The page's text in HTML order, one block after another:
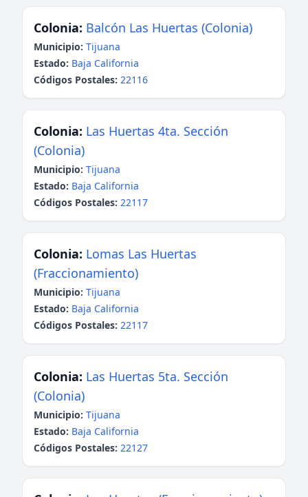
Colonia: Balcón Las Huertas (Colonia)
Municipio: Tijuana
Estado: Baja California
Códigos Postales: 22116
Colonia: Las Huertas 4ta. Sección
(Colonia)
Municipio: Tijuana
Estado: Baja California
Códigos Postales: 22117
Colonia: Lomas Las Huertas
(Fraccionamiento)
Municipio: Tijuana
Estado: Baja California
Códigos Postales: 22117
Colonia: Las Huertas 5ta. Sección
(Colonia)
Municipio: Tijuana
Estado: Baja California
Códigos Postales: 22127